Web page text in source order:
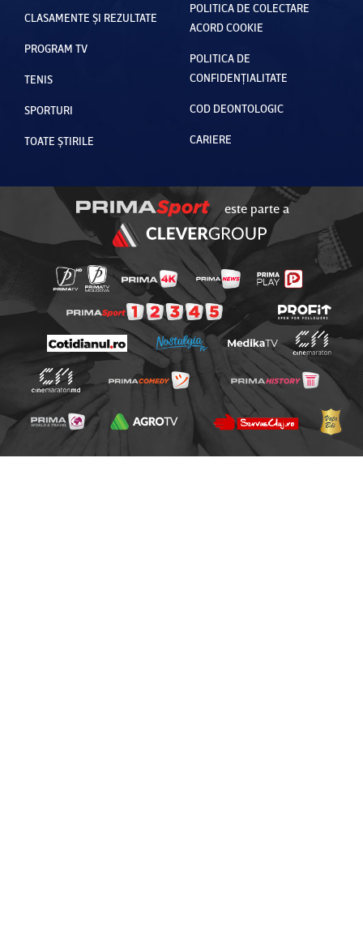
CLASAMENTE ȘI REZULTATE
PROGRAM TV
TENIS
SPORTURI
TOATE ȘTIRILE
POLITICA DE COLECTARE
ACORD COOKIE
POLITICA DE
CONFIDENȚIALITATE
COD DEONTOLOGIC
CARIERE
este parte a